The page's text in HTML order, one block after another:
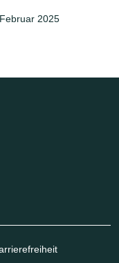
2025